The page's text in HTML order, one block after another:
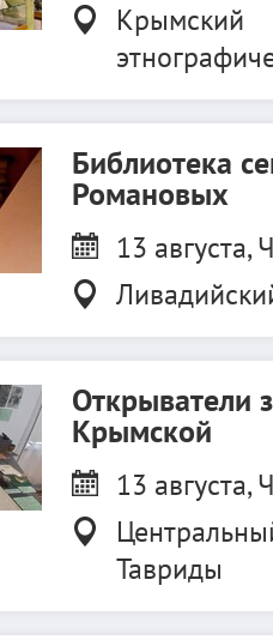
Крымский
Библиотека
Романовых
13 августа,
Открыватели
Крымской
13 августа,
Тавриды